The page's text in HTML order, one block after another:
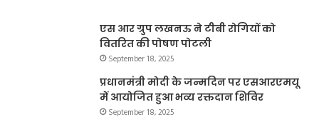
एस आर ग्रुप लखनऊ ने टीबी रोगियों को
वितरित की पोषण पोटली
September 18, 2025
प्रधानमंत्री मोदी के जन्मदिन पर एसआरएमयू
में आयोजित हुआ भव्य रक्तदान शिविर
September 18, 2025